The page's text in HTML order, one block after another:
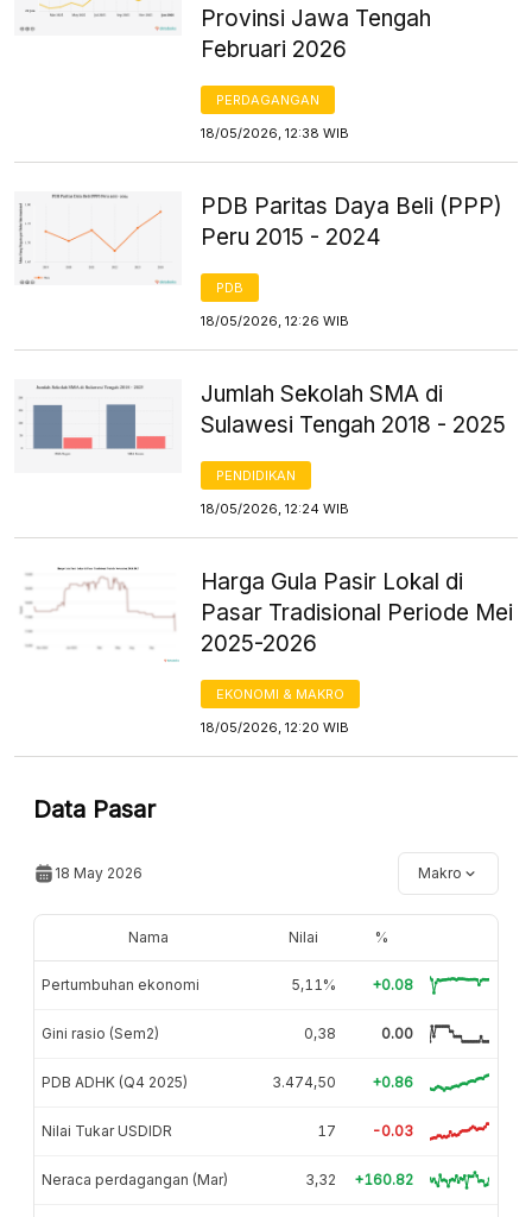
Provinsi Jawa Tengah
Februari 2026
PERDAGANGAN
18/05/2026, 12:38 WIB
PDB Paritas Daya Beli (PPP)
Peru 2015 - 2024
PDB
18/05/2026, 12:26 WIB
Jumlah Sekolah SMA di
Sulawesi Tengah 2018 - 2025
PENDIDIKAN
18/05/2026, 12:24 WIB
Harga Gula Pasir Lokal di
Pasar Tradisional Periode Mei
2025-2026
EKONOMI & MAKRO
18/05/2026, 12:20 WIB
Data Pasar
18 May 2026 Makro
Nama Nilai %
Pertumbuhan ekonomi 5,11% +0.08
Gini rasio (Sem2) 0,38 0.00
PDB ADHK (Q4 2025) 3.474,50 +0.86
Nilai Tukar USDIDR 17 -0.03
Neraca perdagangan (Mar) 3,32 +160.82